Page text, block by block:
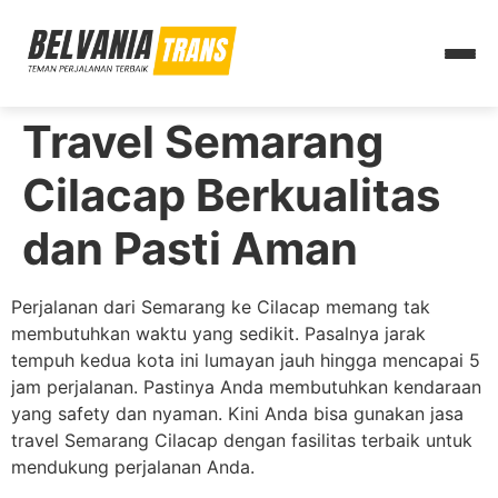
Travel Semarang
Cilacap Berkualitas
dan Pasti Aman
Perjalanan dari Semarang ke Cilacap memang tak
membutuhkan waktu yang sedikit. Pasalnya jarak
tempuh kedua kota ini lumayan jauh hingga mencapai 5
jam perjalanan. Pastinya Anda membutuhkan kendaraan
yang safety dan nyaman. Kini Anda bisa gunakan jasa
travel Semarang Cilacap dengan fasilitas terbaik untuk
mendukung perjalanan Anda.